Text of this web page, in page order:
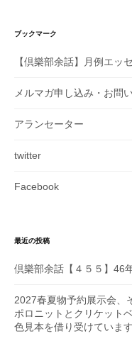
ブックマーク
【倶樂部余話】月例エッ
メルマガ申し込み・お問
アランセーター
twitter
Facebook
最近の投稿
倶樂部余話【４５５】46
2027春夏物予約展示会、
ポロニットとクリケット
色見本を借り受けています